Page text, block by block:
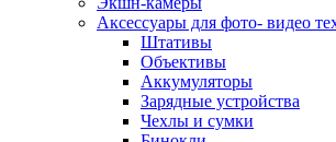
Кабели и шлейфы
Моноподы
Пленки для
Прочие аксессуары
Стилусы
Трекеры
Чехлы для
Аксессуары для фото- видео
Штативы
Объективы
Аккумуляторы
Зарядные устройства
Чехлы и сумки